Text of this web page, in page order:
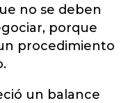
no se deben
porque
procedimiento
un balance